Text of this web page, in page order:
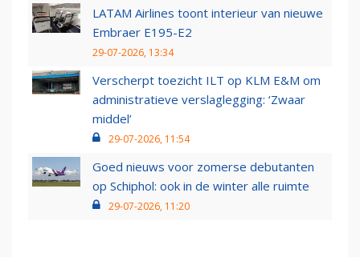
LATAM Airlines toont interieur van nieuwe
Embraer E195-E2
29-07-2026, 13:34
Verscherpt toezicht ILT op KLM E&M om
administratieve verslaglegging: ‘Zwaar
middel’
29-07-2026, 11:54
Goed nieuws voor zomerse debutanten
op Schiphol: ook in de winter alle ruimte
29-07-2026, 11:20